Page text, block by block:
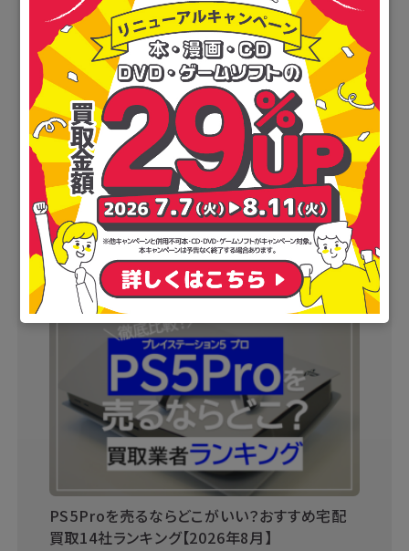
本を売るならどこがいい？おすすめ宅配買取16
社ランキング【2026年8月】
2026.08.07
PS5Proを売るならどこがいい？おすすめ宅配
買取14社ランキング【2026年8月】